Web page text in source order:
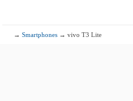
→Smartphones → vivo T3 Lite